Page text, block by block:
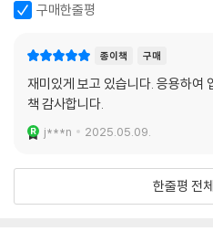
_송석리
수 있는 활용 능력을 넘어, 우리 선생
하고 해결하는 힘을 키우는 것과 동료
문화가 필요하다고 생각합니다. 저희
물이 되었으면 좋겠고, 우리나라에 계
구매한줄평
종이책 구매
재미있게 보고 있습니다. 응용하여
책 감사합니다.
j***n 2025.05.09.
한줄평 전